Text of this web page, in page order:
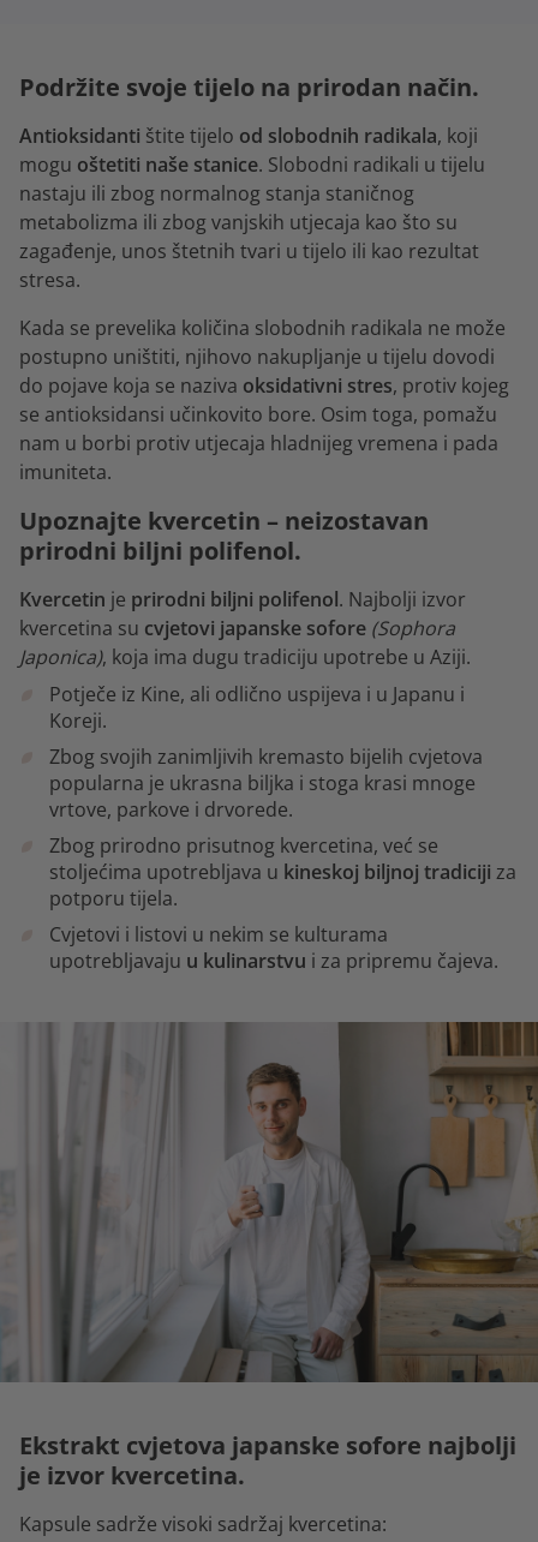
Podržite svoje tijelo na prirodan način.
Antioksidanti štite tijelo od slobodnih radikala, koji
mogu oštetiti naše stanice. Slobodni radikali u tijelu
nastaju ili zbog normalnog stanja staničnog
metabolizma ili zbog vanjskih utjecaja kao što su
zagađenje, unos štetnih tvari u tijelo ili kao rezultat
stresa.
Kada se prevelika količina slobodnih radikala ne može
postupno uništiti, njihovo nakupljanje u tijelu dovodi
do pojave koja se naziva oksidativni stres, protiv kojeg
se antioksidansi učinkovito bore. Osim toga, pomažu
nam u borbi protiv utjecaja hladnijeg vremena i pada
imuniteta.
Upoznajte kvercetin – neizostavan
prirodni biljni polifenol.
Kvercetin je prirodni biljni polifenol. Najbolji izvor
kvercetina su cvjetovi japanske sofore (Sophora
Japonica), koja ima dugu tradiciju upotrebe u Aziji.
Potječe iz Kine, ali odlično uspijeva i u Japanu i
Koreji.
Zbog svojih zanimljivih kremasto bijelih cvjetova
popularna je ukrasna biljka i stoga krasi mnoge
vrtove, parkove i drvorede.
Zbog prirodno prisutnog kvercetina, već se
stoljećima upotrebljava u kineskoj biljnoj tradiciji za
potporu tijela.
Cvjetovi i listovi u nekim se kulturama
upotrebljavaju u kulinarstvu i za pripremu čajeva.
Ekstrakt cvjetova japanske sofore najbolji
je izvor kvercetina.
Kapsule sadrže visoki sadržaj kvercetina: